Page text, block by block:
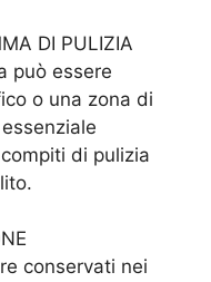
DI PULIZIA
può essere
o una zona di
di pulizia
conservati nei